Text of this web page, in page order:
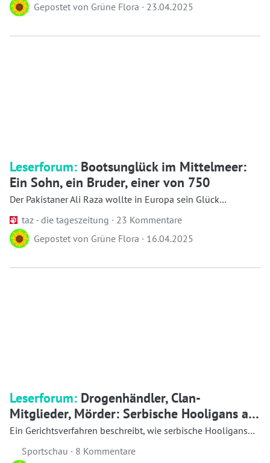
Gepostet von Grüne Flora · 23.04.2025
Leserforum: Bootsunglück im Mittelmeer:
Ein Sohn, ein Bruder, einer von 750
Der Pakistaner Ali Raza wollte in Europa sein Glück
taz - die tageszeitung · 23 Kommentare
Gepostet von Grüne Flora · 16.04.2025
Leserforum: Drogenhändler, Clan-
Mitglieder, Mörder: Serbische Hooligans als
Auftragskiller
Ein Gerichtsverfahren beschreibt, wie serbische Hooligans
Sportschau · 8 Kommentare